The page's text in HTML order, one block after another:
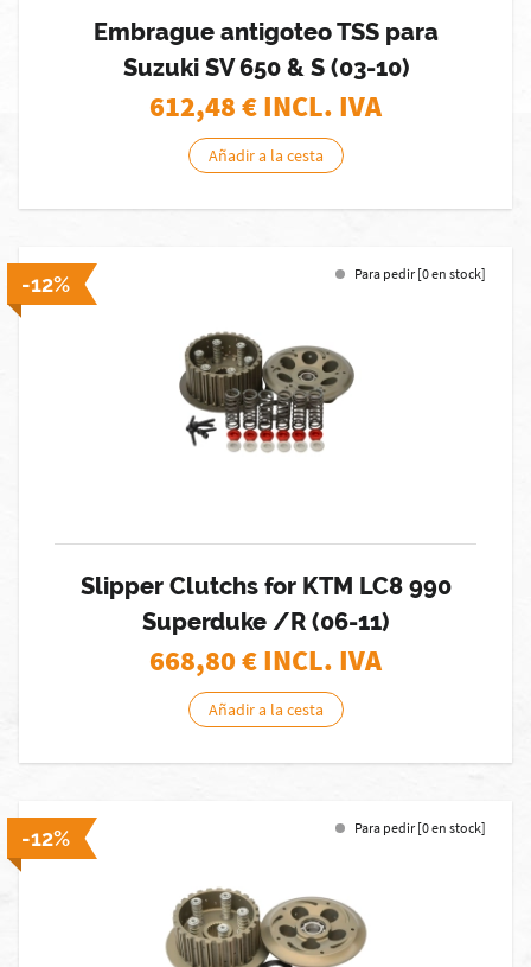
Embrague antigoteo TSS para
Suzuki SV 650 & S (03-10)
612,48€ INCL. IVA
Añadir a la cesta
-12% Para pedir [0 en stock]
Slipper Clutchs for KTM LC8 990
Superduke /R (06-11)
668,80€ INCL. IVA
Añadir a la cesta
-12% Para pedir [0 en stock]